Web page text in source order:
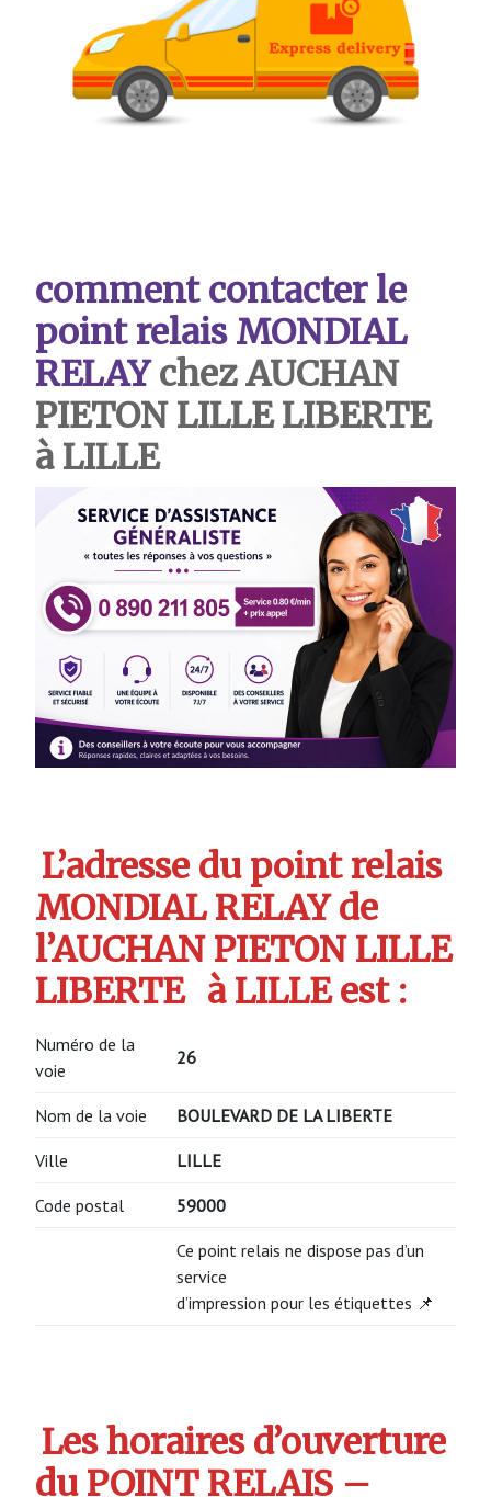
comment contacter le
point relais MONDIAL
RELAYchez AUCHAN
PIETON LILLE LIBERTE
à LILLE
L’adresse du point relais
MONDIAL RELAY de
l’AUCHAN PIETON LILLE
LIBERTE à LILLE est :
Numéro de la
voie
26
Nom de la voie BOULEVARD DE LA LIBERTE
Ville LILLE
Code postal 59000
Ce point relais ne dispose pas d’un
service
d’impression pour les étiquettes 📌
Les horaires d’ouverture
du POINT RELAIS –